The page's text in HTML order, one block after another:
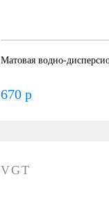
Матовая водно-
670 р
VGT